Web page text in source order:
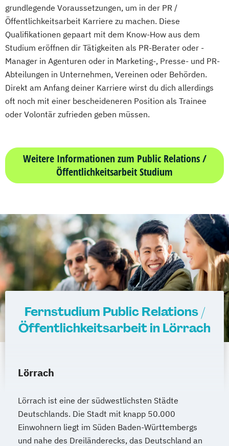
grundlegende Voraussetzungen, um in der PR /
Öffentlichkeitsarbeit Karriere zu machen. Diese
Qualifikationen gepaart mit dem Know-How aus dem
Studium eröffnen dir Tätigkeiten als PR-Berater oder -
Manager in Agenturen oder in Marketing-, Presse- und PR-
Abteilungen in Unternehmen, Vereinen oder Behörden.
Direkt am Anfang deiner Karriere wirst du dich allerdings
oft noch mit einer bescheideneren Position als Trainee
oder Volontär zufrieden geben müssen.
Weitere Informationen zum Public Relations /
Öffentlichkeitsarbeit Studium
Fernstudium Public Relations /
Öffentlichkeitsarbeit in Lörrach
Lörrach
Lörrach ist eine der südwestlichsten Städte
Deutschlands. Die Stadt mit knapp 50.000
Einwohnern liegt im Süden Baden-Württembergs
und nahe des Dreiländerecks, das Deutschland an